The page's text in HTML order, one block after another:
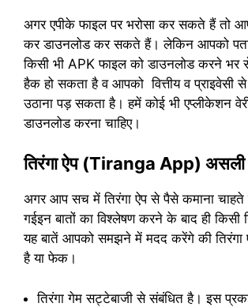
अगर एपीके फाइल पर भरोसा कर सकते हैं तो
कर डाउनलोड कर सकते हैं। लेकिन आपको पता
किसी भी APK फाइल को डाउनलोड करने भर
हैक हो सकता है व आपको वित्तीय व प्राइवेसी
उठाना पड़ सकता है। हमें कोई भी एप्लीकेशन
डाउनलोड करना चाहिए।
तिरंगा ऐप (Tiranga App) असली
अगर आप सच में तिरंगा ऐप से पैसे कमाना चाहते
गईइन बातों का विश्लेषण करने के बाद ही किसी
यह बातें आपको समझने में मदद करेंगे की तिरंगा
है या फेक।
तिरंगा गेम सट्टेबाजी से संबंधित है। इस